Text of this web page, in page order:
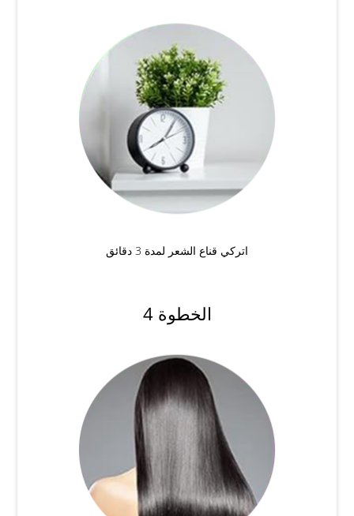
اتركي قناع الشعر لمدة 3 دقائق
الخطوة 4